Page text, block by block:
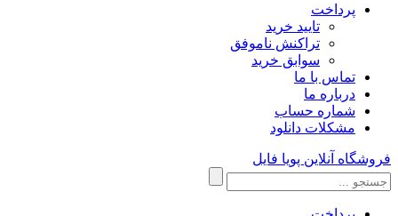
پرداخت
تایید خرید
تراکنش ناموفق
سوابق خرید
تماس با ما
درباره ما
شماره حساب
مشکلات دانلود
فروشگاه آنلاین پویا فایل